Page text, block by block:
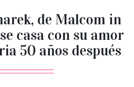
de Malcom in
casa con su amor
50 años después